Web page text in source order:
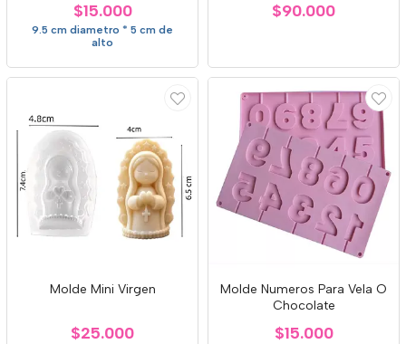
$15.000
9.5 cm diametro * 5 cm de
alto
$90.000
Molde Mini Virgen
$25.000
Molde Numeros Para Vela O
Chocolate
$15.000